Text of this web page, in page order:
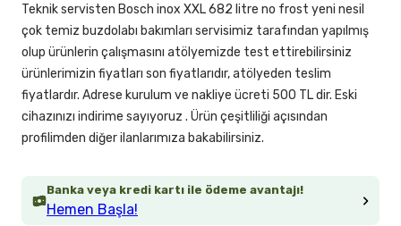
Banka veya kredi kartı ile ödeme avantajı!
Hemen Başla!
Teknik servisten Bosch inox XXL 682 litre no frost yeni nesil
çok temiz buzdolabı bakımları servisimiz tarafından yapılmış
olup ürünlerin çalışmasını atölyemizde test ettirebilirsiniz
ürünlerimizin fiyatları son fiyatlarıdır, atölyeden teslim
fiyatlardır. Adrese kurulum ve nakliye ücreti 500 TL dir. Eski
cihazınızı indirime sayıyoruz . Ürün çeşitliliği açısından
profilimden diğer ilanlarımıza bakabilirsiniz.